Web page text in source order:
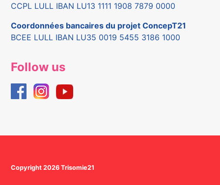
CCPL LULL IBAN LU13 1111 1908 7879 0000
Coordonnées bancaires du projet ConcepT21
BCEE LULL IBAN LU35 0019 5455 3186 1000
Follow us
Copyright 2026 Trisomie21